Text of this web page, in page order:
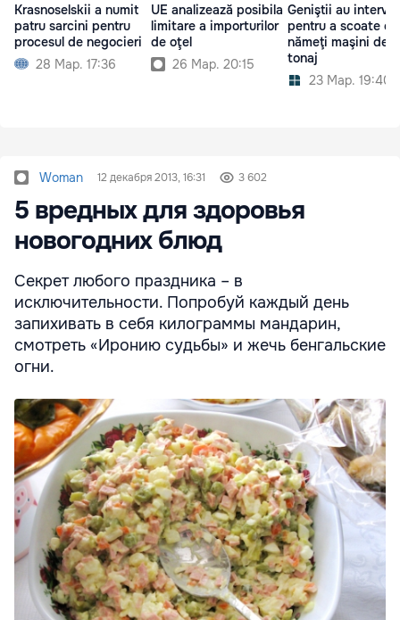
Krasnoselskii a numit
patru sarcini pentru
procesul de negocieri
28 Мар. 17:36
UE analizează posibila
limitare a importurilor
de oţel
26 Мар. 20:15
Geniştii au
pentru a scoate
nămeţi maşini de
tonaj
23 Мар. 19:40
Woman 12 декабря 2013, 16:31 3 602
5 вредных для здоровья
новогодних блюд
Секрет любого праздника – в
исключительности. Попробуй каждый день
запихивать в себя килограммы мандарин,
смотреть «Иронию судьбы» и жечь бенгальские
огни.